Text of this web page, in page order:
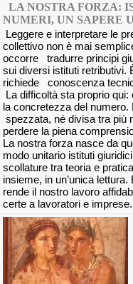
LA NOSTRA FORZA:
NUMERI, UN SAPERE
Leggere e interpretare le
collettivo non è mai
occorre tradurre principi
sui diversi istituti retributivi.
richiede conoscenza
La difficoltà sta proprio
la concretezza del numero.
spezzata, né divisa tra più
perdere la piena
La nostra forza nasce da
modo unitario istituti
scollature tra teoria e
insieme, in un’unica
rende il nostro lavoro
certe a lavoratori e imprese.